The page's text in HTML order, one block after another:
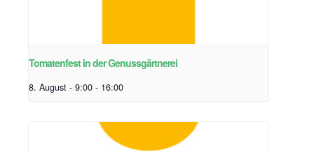
Tomatenfest in der Genussgärtnerei
8. August - 9:00 - 16:00